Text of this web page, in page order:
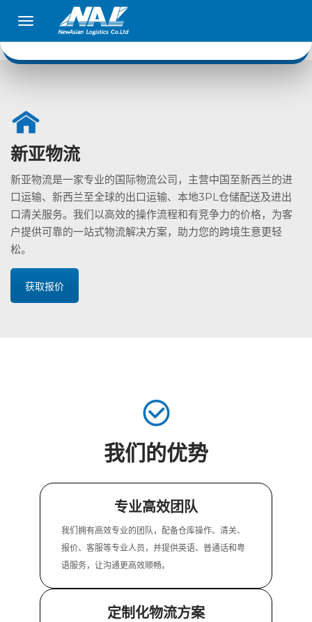
新亚物流
新亚物流是一家专业的国际物流公司，主营中国至新西兰的进
口运输、新西兰至全球的出口运输、本地3PL仓储配送及进出
口清关服务。我们以高效的操作流程和有竞争力的价格，为客
户提供可靠的一站式物流解决方案，助力您的跨境生意更轻
松。
获取报价
我们的优势
专业高效团队
我们拥有高效专业的团队，配备仓库操作、清关、
报价、客服等专业人员，并提供英语、普通话和粤
语服务，让沟通更高效顺畅。
定制化物流方案